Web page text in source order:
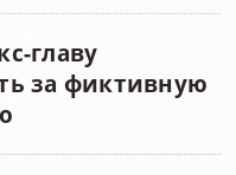
главу
за фиктивную